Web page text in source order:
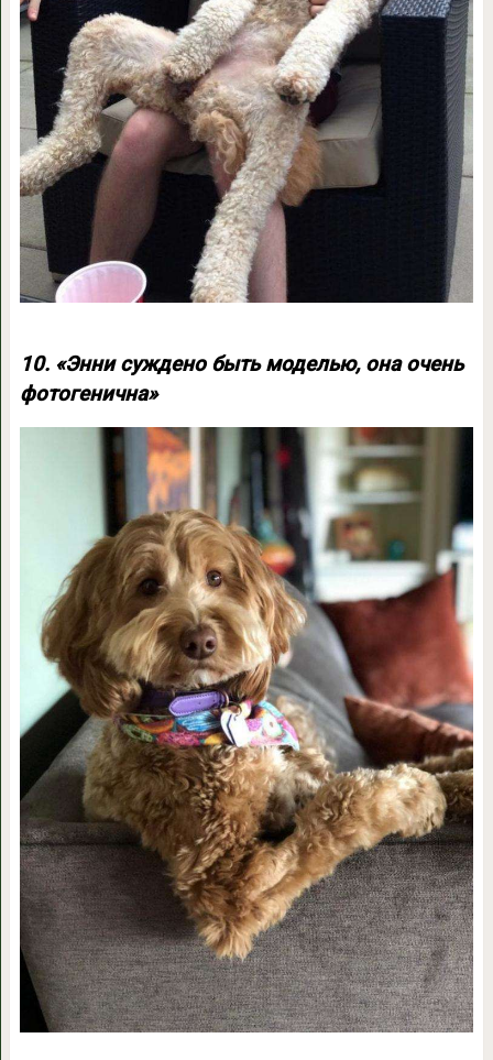
10. «Энни суждено быть моделью, она очень
фотогенична»